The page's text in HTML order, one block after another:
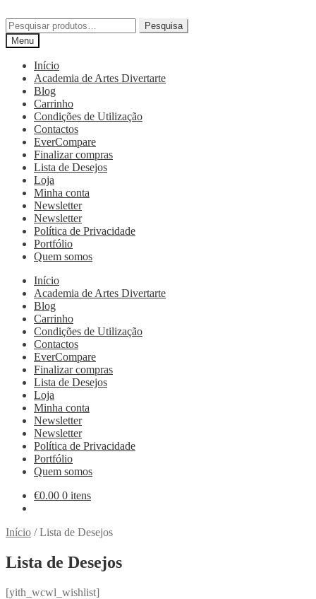
Pesquisa
Menu
Início
Academia de Artes Divertarte
Blog
Carrinho
Condições de Utilização
Contactos
EverCompare
Finalizar compras
Lista de Desejos
Loja
Minha conta
Newsletter
Newsletter
Política de Privacidade
Portfólio
Quem somos
Início
Academia de Artes Divertarte
Blog
Carrinho
Condições de Utilização
Contactos
EverCompare
Finalizar compras
Lista de Desejos
Loja
Minha conta
Newsletter
Newsletter
Política de Privacidade
Portfólio
Quem somos
€0.00 0 itens
Início /Lista de Desejos
Lista de Desejos
[yith_wcwl_wishlist]